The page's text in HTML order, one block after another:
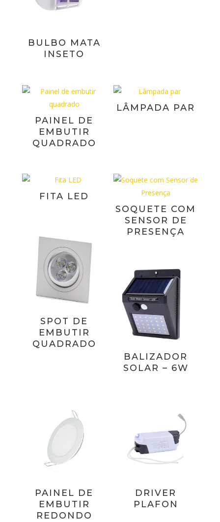
BULBO MATA
INSETO
PAINEL DE
EMBUTIR
QUADRADO
LÂMPADA PAR
FITA LED
SOQUETE COM
SENSOR DE
PRESENÇA
SPOT DE
EMBUTIR
QUADRADO
BALIZADOR
SOLAR – 6W
PAINEL DE
EMBUTIR
REDONDO
DRIVER
PLAFON